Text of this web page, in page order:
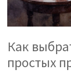
Как
простых